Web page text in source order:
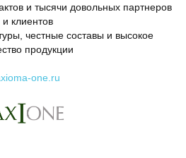
и тысячи довольных партнеров
и клиентов
честные составы и высокое
продукции
one.ru